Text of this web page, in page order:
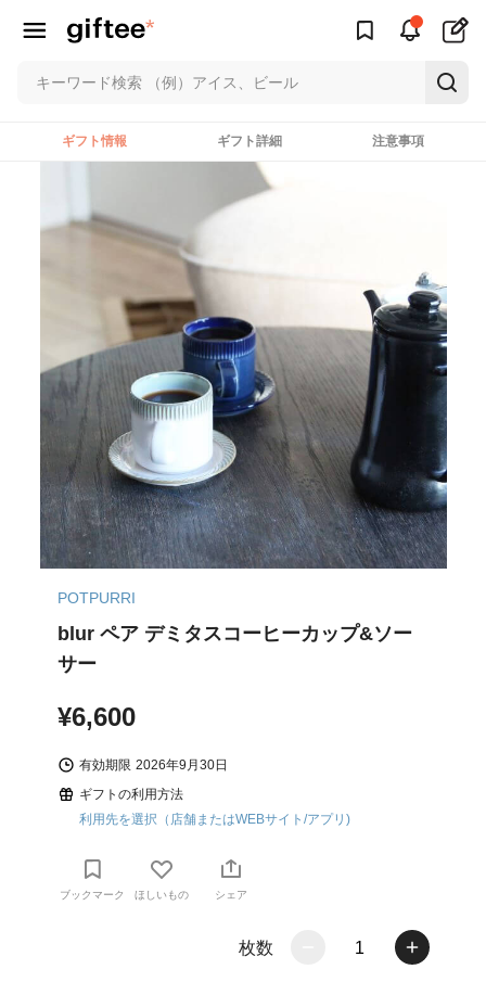
ギフト情報 ギフト詳細 注意事項
POTPURRI
blur ペア デミタスコーヒーカップ&ソー
サー
¥6,600
有効期限 2026年9月30日
ギフトの利用方法
利用先を選択（店舗またはWEBサイト/アプリ)
ブックマーク ほしいもの シェア
枚数 1